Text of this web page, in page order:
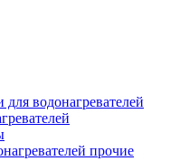
для водонагревателей
прочие